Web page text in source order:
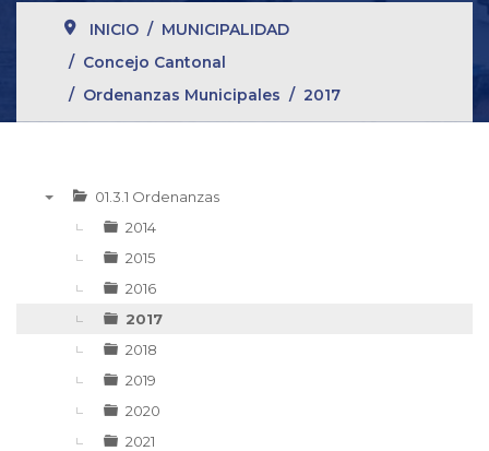
INICIO
MUNICIPALIDAD
Concejo Cantonal
Ordenanzas Municipales
2017
01.3.1 Ordenanzas
2014
2015
2016
2017
2018
2019
2020
2021